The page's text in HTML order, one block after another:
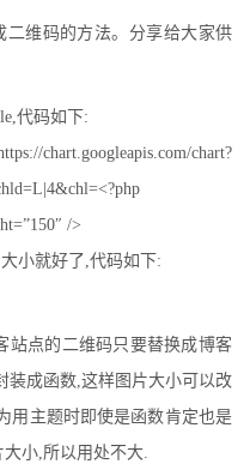
二维码的方法。分享给大家供
代码如下:
chart?
/>
小就好了,代码如下:
站点的二维码只要替换成博客
装成函数,这样图片大小可以改
用主题时即使是函数肯定也是
小,所以用处不大.